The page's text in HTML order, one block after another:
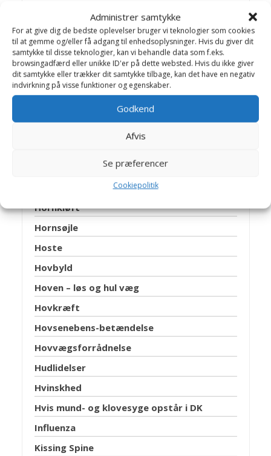
Administrer samtykke
For at give dig de bedste oplevelser bruger vi teknologier som cookies
til at gemme og/eller få adgang til enhedsoplysninger. Hvis du giver dit
samtykke til disse teknologier, kan vi behandle data som f.eks.
browsingadfærd eller unikke ID'er på dette websted. Hvis du ikke giver
dit samtykke eller trækker dit samtykke tilbage, kan det have en negativ
indvirkning på visse funktioner og egenskaber.
Godkend
Afvis
Se præferencer
Cookiepolitik
Gangræn – koldbrand
Græssyge
Griffelbensbrud
Gulsot
Hornkløft
Hornsøjle
Hoste
Hovbyld
Hoven – løs og hul væg
Hovkræft
Hovsenebens-betændelse
Hovvægsforrådnelse
Hudlidelser
Hvinskhed
Hvis mund- og klovesyge opstår i DK
Influenza
Kissing Spine